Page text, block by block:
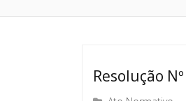
Resolução